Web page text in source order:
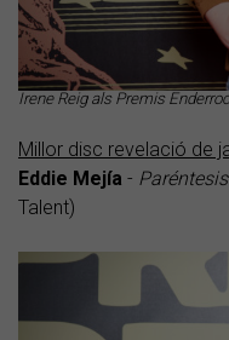
Irene Reig als Premis
Millor disc revelació de
Eddie Mejía -
Talent)